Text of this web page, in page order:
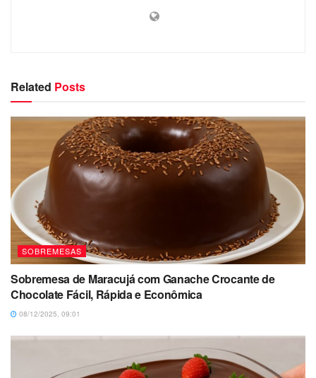
Related Posts
SOBREMESAS
Sobremesa de Maracujá com Ganache Crocante de
Chocolate Fácil, Rápida e Econômica
08/12/2025, 09:01